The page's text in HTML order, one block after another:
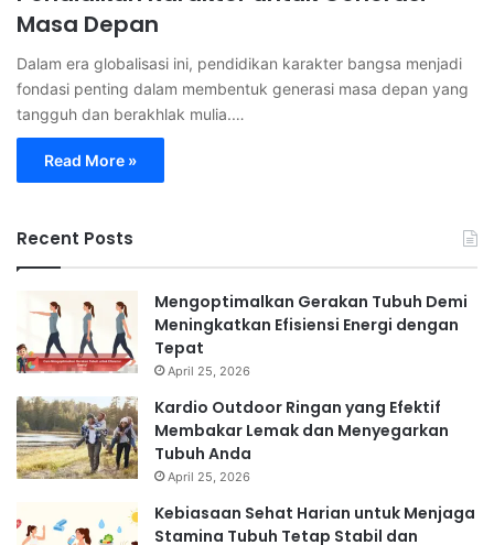
Masa Depan
Dalam era globalisasi ini, pendidikan karakter bangsa menjadi
fondasi penting dalam membentuk generasi masa depan yang
tangguh dan berakhlak mulia.…
Read More »
Recent Posts
Mengoptimalkan Gerakan Tubuh Demi
Meningkatkan Efisiensi Energi dengan
Tepat
April 25, 2026
Kardio Outdoor Ringan yang Efektif
Membakar Lemak dan Menyegarkan
Tubuh Anda
April 25, 2026
Kebiasaan Sehat Harian untuk Menjaga
Stamina Tubuh Tetap Stabil dan